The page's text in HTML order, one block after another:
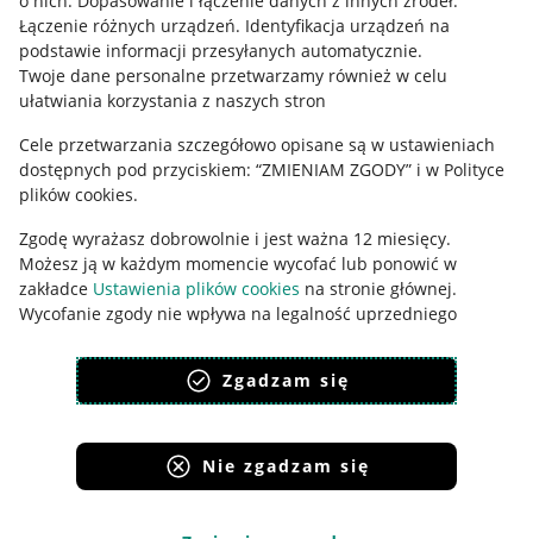
Łączenie różnych urządzeń. Identyfikacja urządzeń na
podstawie informacji przesyłanych automatycznie.
Twoje dane personalne przetwarzamy również w celu
ułatwiania korzystania z naszych stron
Cele przetwarzania szczegółowo opisane są w ustawieniach
dostępnych pod przyciskiem: “ZMIENIAM ZGODY” i w Polityce
plików cookies.
Zgodę wyrażasz dobrowolnie i jest ważna 12 miesięcy.
Możesz ją w każdym momencie wycofać lub ponowić w
zakładce Ustawienia plików cookies na stronie głównej.
Wycofanie zgody nie wpływa na legalność uprzedniego
polityka plików cookies
polityka ochrony prywatności
Zgadzam się
Nie zgadzam się
Ustawienia plików "cookies"
Udostępnianie lokalizacji
Pobierz aplikację
Korzystanie z serwisu oznacza akceptacjęregulaminu